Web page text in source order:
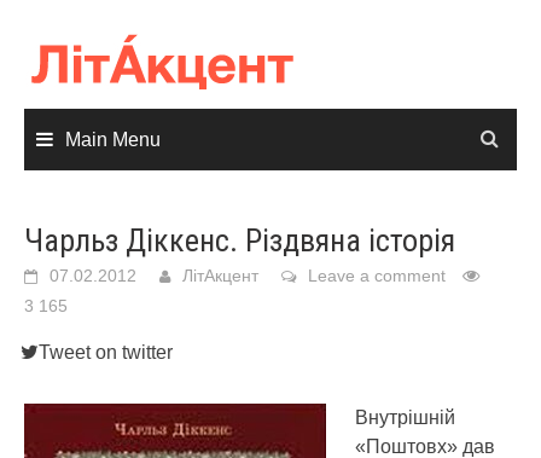
content
Main Menu
Чарльз Діккенс. Різдвяна історія
07.02.2012 ЛітАкцент
Leave a comment
3 165
Tweet on twitter
Внутрішній
«Поштовх» дав